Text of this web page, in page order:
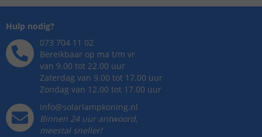
Hulp nodig?
073 704 11 02
Bereikbaar op ma t/m vr
van 9.00 tot 22.00 uur
Zaterdag van 9.00 tot 17.00 uur
Zondag van 12.00 tot 17.00 uur
info@solarlampkoning.nl
Binnen 24 uur antwoord,
meestal sneller!